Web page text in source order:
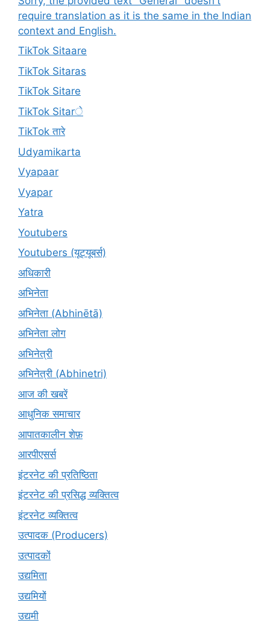
require translation as it is the same in the Indian
context and English.
TikTok Sitaare
TikTok Sitaras
TikTok Sitare
TikTok Sitarे
TikTok तारे
Udyamikarta
Vyapaar
Vyapar
Yatra
Youtubers
Youtubers (यूट्यूबर्स)
अधिकारी
अभिनेता
अभिनेता (Abhinētā)
अभिनेता लोग
अभिनेत्री
अभिनेत्री (Abhinetri)
आज की खबरें
आधुनिक समाचार
आपातकालीन शेफ़
आरपीएसर्स
इंटरनेट की प्रतिष्ठिता
इंटरनेट की प्रसिद्ध व्यक्तित्व
इंटरनेट व्यक्तित्व
उत्पादक (Producers)
उत्पादकों
उद्यमिता
उद्यमियों
उद्यमी